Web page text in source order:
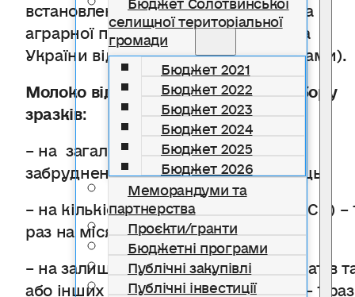
селищної територіальної
громади
Бюджет 2021
Бюджет 2022
Бюджет 2023
Бюджет 2024
Бюджет 2025
Бюджет 2026
Меморандуми та
партнерства
Проєкти/гранти
Бюджетні програми
Публічні закупівлі
Публічні інвестиції
встановленим наказом Міністерства
аграрної політики та продовольства
України від 12.03.2019 № 118 (зі змінами).
Молоко відбирають з частотою відбору
зразків:
– на загальне бактеріологічне
забруднення (ЗБЗ) – 2 рази на місяць,
– на кількість соматичних клітин (КСК) –
раз на місяць.
– на залишки ветеринарних препаратів
або інших забруднюючих речовин – 1 раз